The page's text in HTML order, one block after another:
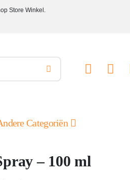
Store Winkel.
Categoriën
– 100 ml